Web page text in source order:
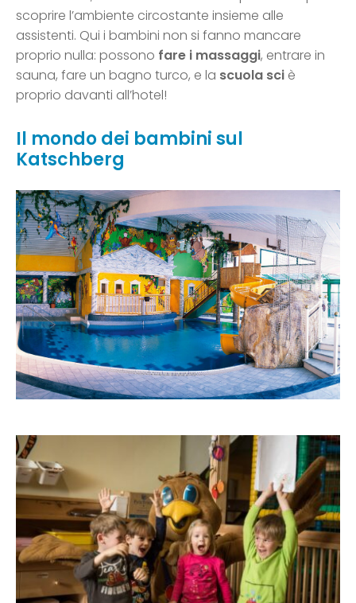
scoprire l’ambiente circostante insieme alle
assistenti. Qui i bambini non si fanno mancare
proprio nulla: possono fare i massaggi, entrare in
sauna, fare un bagno turco, e la scuola sci è
proprio davanti all’hotel!
Il mondo dei bambini sul
Katschberg